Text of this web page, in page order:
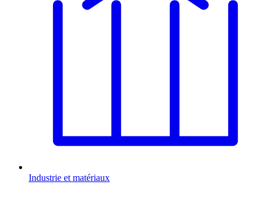
Industrie et matériaux